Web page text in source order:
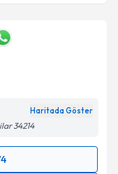
Haritada Göster
34214